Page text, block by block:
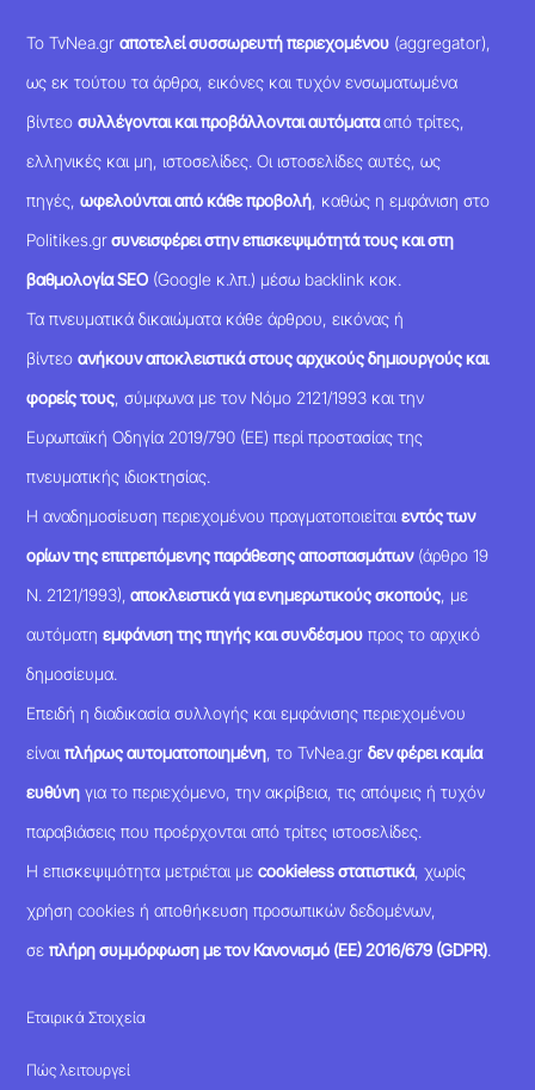
Το TvNea.grαποτελεί συσσωρευτή περιεχομένου (aggregator),
ως εκ τούτου τα άρθρα, εικόνες και τυχόν ενσωματωμένα
βίντεοσυλλέγονται και προβάλλονται αυτόματααπό τρίτες,
ελληνικές και μη, ιστοσελίδες. Οι ιστοσελίδες αυτές, ως
πηγές,ωφελούνται από κάθε προβολή , καθώς η εμφάνιση στο
Politikes.grσυνεισφέρει στην επισκεψιμότητά τους και στη
βαθμολογία SEO (Google κ.λπ.) μέσω backlink κοκ.
Τα πνευματικά δικαιώματα κάθε άρθρου, εικόνας ή
βίντεοανήκουν αποκλειστικά στους αρχικούς δημιουργούς και
φορείς τους , σύμφωνα με τον Νόμο 2121/1993 και την
Ευρωπαϊκή Οδηγία 2019/790 (ΕΕ) περί προστασίας της
πνευματικής ιδιοκτησίας.
Η αναδημοσίευση περιεχομένου πραγματοποιείταιεντός των
ορίων της επιτρεπόμενης παράθεσης αποσπασμάτων(άρθρο 19
Ν. 2121/1993), αποκλειστικά για ενημερωτικούς σκοπούς , με
αυτόματηεμφάνιση της πηγής και συνδέσμου προς το αρχικό
δημοσίευμα.
Επειδή η διαδικασία συλλογής και εμφάνισης περιεχομένου
είναιπλήρως αυτοματοποιημένη , το TvNea.grδεν φέρει καμία
ευθύνη για το περιεχόμενο, την ακρίβεια, τις απόψεις ή τυχόν
παραβιάσεις που προέρχονται από τρίτες ιστοσελίδες.
Η επισκεψιμότητα μετριέται μεcookieless στατιστικά, χωρίς
χρήση cookies ή αποθήκευση προσωπικών δεδομένων,
σεπλήρη συμμόρφωση με τον Κανονισμό (ΕΕ) 2016/679 (GDPR).
Εταιρικά Στοιχεία
Πώς λειτουργεί